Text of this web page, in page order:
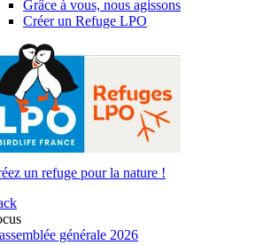
Grâce à vous, nous agissons
Créer un Refuge LPO
un refuge pour la nature !
générale 2026